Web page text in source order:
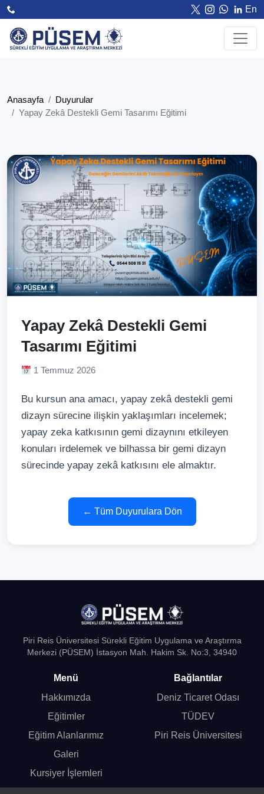
En
Anasayfa
Duyurular
Yapay Zekâ Destekli Gemi Tasarımı Eğitimi
Yapay Zekâ Destekli Gemi
Tasarımı Eğitimi
1 Temmuz 2026
Bu kursun ana amacı, yapay zekâ destekli gemi
dizayn sürecine ilişkin yaklaşımları incelemek;
yapay zeka katkısının gemi dizaynını etkileyen
konuları irdelemek ve bilhassa bir gemi dizayn
sürecinde yapay zekâ katkısını ele almaktır.
← Tüm Duyurulara Dön
Piri Reis Üniversitesi Sürekli Eğitim Uygulama ve Araştırma
Merkezi (PÜSEM) İstasyon Mah. Hakim Sk. No:3, 34940
Menü
Hakkımızda
Eğitimler
Eğitim Alanlarımız
Galeri
Kursiyer İşlemleri
Bağlantılar
Deniz Ticaret Odası
TÜDEV
Piri Reis Üniversitesi